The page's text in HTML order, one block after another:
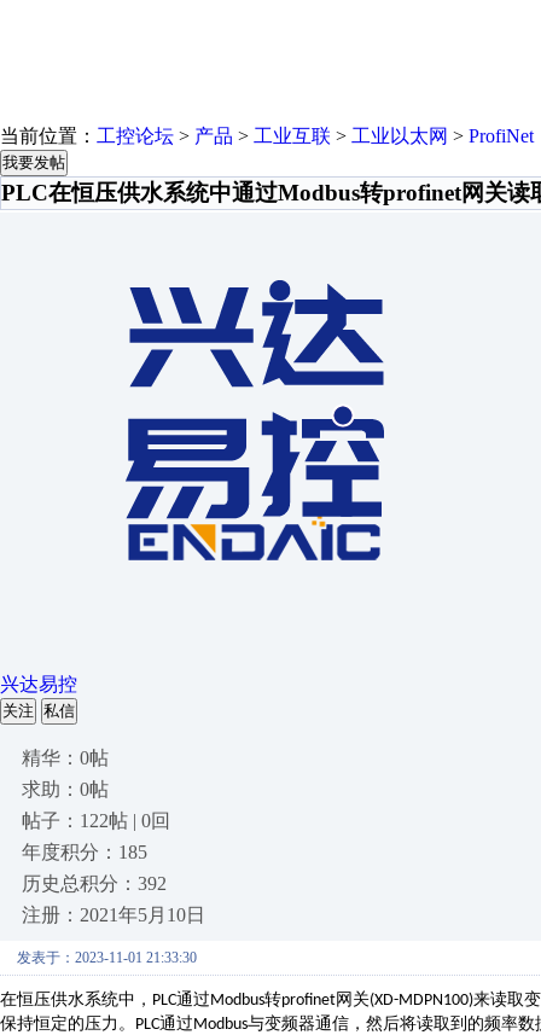
当前位置： 工控论坛 > 产品 > 工业互联 > 工业以太网 > ProfiNet
我要发帖
PLC在恒压供水系统中通过Modbus转profinet网关读
兴达易控
关注 私信
精华：0帖
求助：0帖
帖子：122帖 | 0回
年度积分：185
历史总积分：392
注册：2021年5月10日
发表于：2023-11-01 21:33:30
在恒压供水系统中， PLC通过Modbus转profinet网关(XD-MDPN100)来读取
保持恒定的压力。 PLC通过Modbus与变频器通信，然后将读取到的频率数